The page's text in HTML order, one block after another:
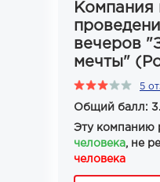
Компания
вечеров
мечты"
5
Общий балл:
Эту компанию
человека, не
человека